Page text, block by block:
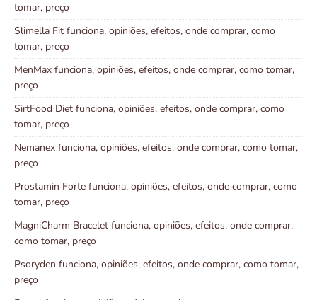
tomar, preço
Slimella Fit funciona, opiniões, efeitos, onde comprar, como
tomar, preço
MenMax funciona, opiniões, efeitos, onde comprar, como tomar,
preço
SirtFood Diet funciona, opiniões, efeitos, onde comprar, como
tomar, preço
Nemanex funciona, opiniões, efeitos, onde comprar, como tomar,
preço
Prostamin Forte funciona, opiniões, efeitos, onde comprar, como
tomar, preço
MagniCharm Bracelet funciona, opiniões, efeitos, onde comprar,
como tomar, preço
Psoryden funciona, opiniões, efeitos, onde comprar, como tomar,
preço